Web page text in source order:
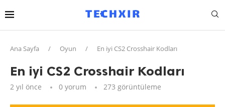
Ana Sayfa / Oyun / En iyi CS2 Crosshair Kodları
En iyi CS2 Crosshair Kodları
2 yıl önce 0 yorum 273 görüntüleme